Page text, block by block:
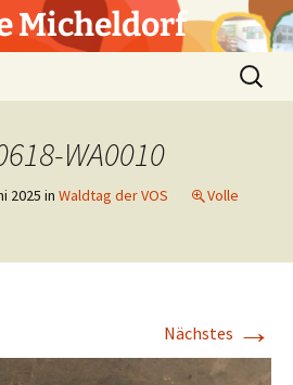
Micheldorf
Suchen
nach:
WA0010
2025 in Waldtag der VOS
Volle
Nächstes →